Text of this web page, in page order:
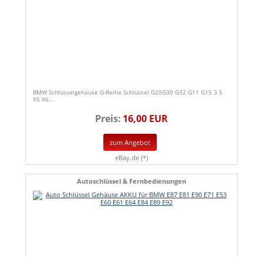
BMW Schlüsselgehäuse G-Reihe Schlüssel G20G30 G32 G11 G15 3 5
X5 X6...
Preis: 16,00 EUR
zum Angebot
eBay.de (*)
Autoschlüssel & Fernbedienungen